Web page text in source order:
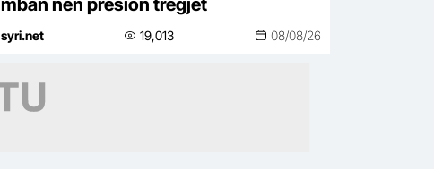
mban nën presion tregjet
syri.net 19,013 08/08/26